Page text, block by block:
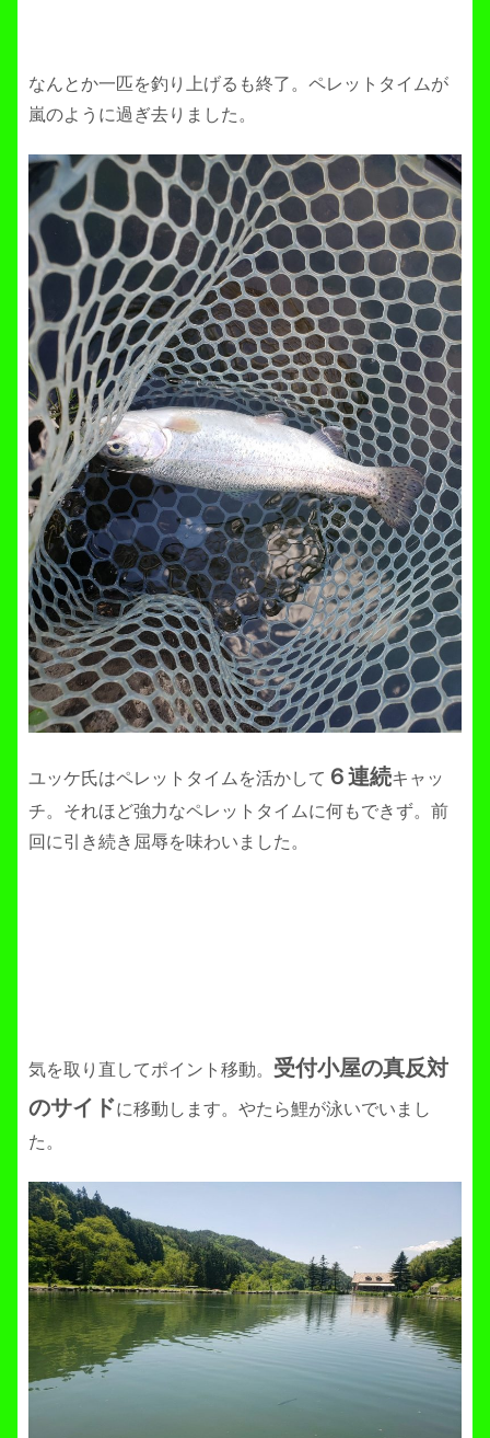
なんとか一匹を釣り上げるも終了。ペレットタイムが
嵐のように過ぎ去りました。
ユッケ氏はペレットタイムを活かして ６連続キャッ
チ。それほど強力なペレットタイムに何もできず。前
回に引き続き屈辱を味わいました。
気を取り直してポイント移動。 受付小屋の真反対
のサイドに移動します。やたら鯉が泳いでいまし
た。